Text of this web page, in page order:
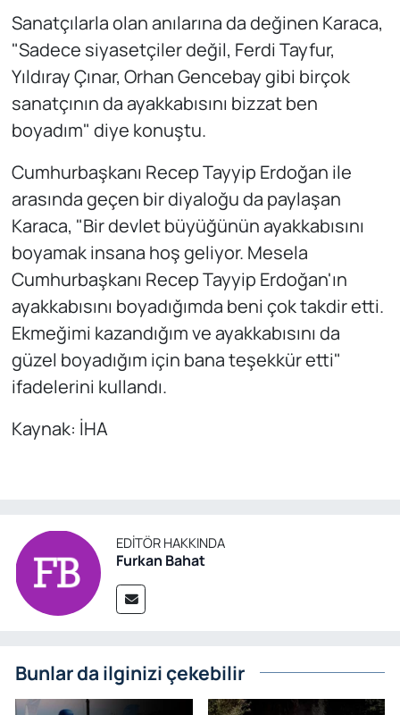
Sanatçılarla olan anılarına da değinen Karaca,
"Sadece siyasetçiler değil, Ferdi Tayfur,
Yıldıray Çınar, Orhan Gencebay gibi birçok
sanatçının da ayakkabısını bizzat ben
boyadım" diye konuştu.
Cumhurbaşkanı Recep Tayyip Erdoğan ile
arasında geçen bir diyaloğu da paylaşan
Karaca, "Bir devlet büyüğünün ayakkabısını
boyamak insana hoş geliyor. Mesela
Cumhurbaşkanı Recep Tayyip Erdoğan'ın
ayakkabısını boyadığımda beni çok takdir etti.
Ekmeğimi kazandığım ve ayakkabısını da
güzel boyadığım için bana teşekkür etti"
ifadelerini kullandı.
Kaynak: İHA
EDITÖR HAKKINDA
Furkan Bahat
Bunlar da ilginizi çekebilir